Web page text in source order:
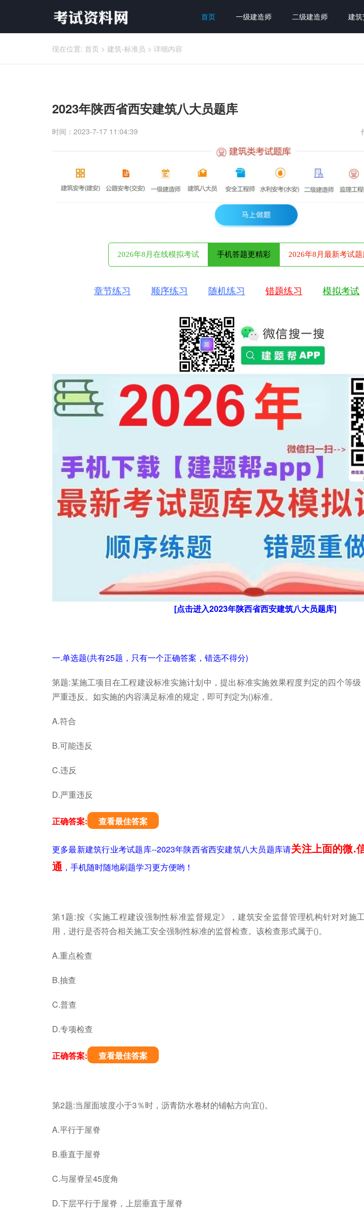
首页 一级建造师 二级建造师 建
现在位置: 首页 > 建筑-标准员 > 详细内容
2023年陕西省西安建筑八大员题库
时间：2023-7-17 11:04:39
2026年8月在线模拟考试 手机答题更精彩 2026年8月最新考试
章节练习 顺序练习 随机练习 错题练习 模拟考试
[点击进入2023年陕西省西安建筑八大员题库]
一.单选题(共有25题，只有一个正确答案，错选不得分)
第题:某施工项目在工程建设标准实施计划中，提出标准实施效果程度判定的四个等
严重违反。如实施的内容满足标准的规定，即可判定为()标准。
A.符合
B.可能违反
C.违反
D.严重违反
正确答案: 查看最佳答案
更多最新建筑行业考试题库--2023年陕西省西安建筑八大员题库请关注上面的微.
通，手机随时随地刷题学习更方便哟！
第1题:按《实施工程建设强制性标准监督规定》，建筑安全监督管理机构针对对施
用，进行是否符合相关施工安全强制性标准的监督检查。该检查形式属于()。
A.重点检查
B.抽查
C.普查
D.专项检查
正确答案: 查看最佳答案
第2题:当屋面坡度小于3％时，沥青防水卷材的铺帖方向宜()。
A.平行于屋脊
B.垂直于屋脊
C.与屋脊呈45度角
D.下层平行于屋脊，上层垂直于屋脊